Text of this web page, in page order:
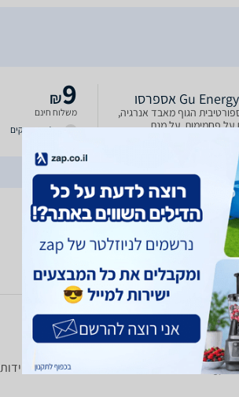
הגוף מאבד אנרגיה,
על פחמימות, על מנת
9
₪
משלוח חינם
עד 4 ימי עסקים